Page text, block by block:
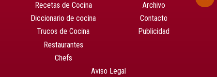
Recetas de Cocina
Diccionario de cocina
Trucos de Cocina
Restaurantes
Chefs
Archivo
Contacto
Publicidad
Aviso Legal